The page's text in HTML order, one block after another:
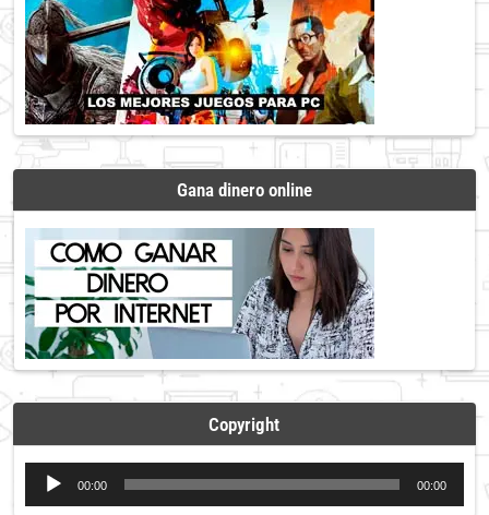
Gana dinero online
Copyright
Reproductor
de
00:00 00:00